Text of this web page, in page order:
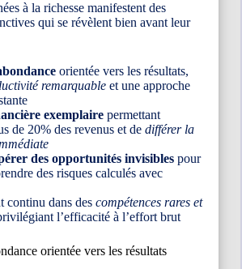
à la richesse manifestent des
qui se révèlent bien avant leur
orientée vers les résultats,
remarquable et une approche
exemplaire permettant
de 20% des revenus et de différer la
des opportunités invisibles pour
des risques calculés avec
continu dans des compétences rares et
l’efficacité à l’effort brut
orientée vers les résultats